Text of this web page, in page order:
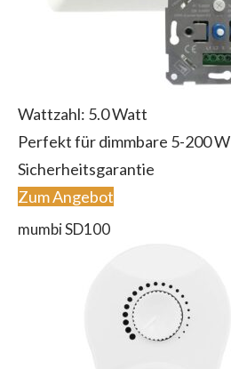
Wattzahl: 5.0 Watt
Perfekt für dimmbare 5-200 W
Sicherheitsgarantie
Zum Angebot
mumbi SD100